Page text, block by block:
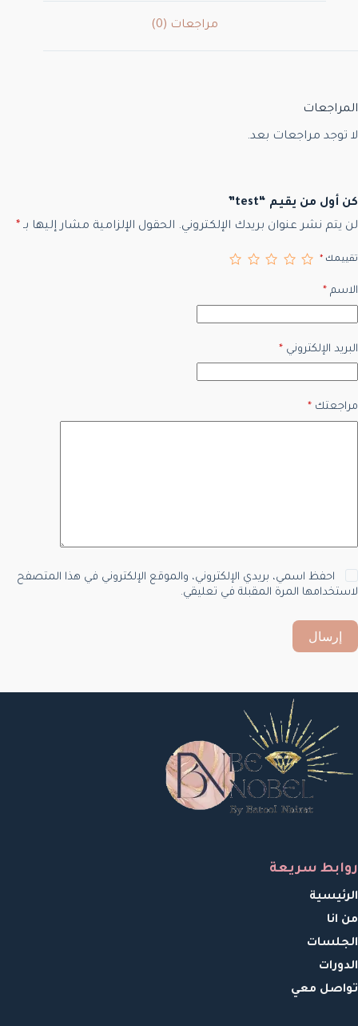
مراجعات (0)
المراجعات
لا توجد مراجعات بعد.
كن أول من يقيم “test”
لن يتم نشر عنوان بريدك الإلكتروني. الحقول الإلزامية مشار إليها بـ *
تقييمك *
الاسم *
البريد الإلكتروني *
مراجعتك *
احفظ اسمي، بريدي الإلكتروني، والموقع الإلكتروني في هذا المتصفح
لاستخدامها المرة المقبلة في تعليقي.
إرسال
روابط سريعة
الرئيسية
من انا
الجلسات
الدورات
تواصل معي